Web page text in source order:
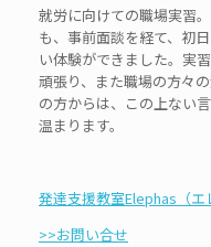
就労に向けての職場実習
も、事前面談を経て、初
い体験ができました。実
頑張り、また職場の方々
の方からは、この上ない
温まります。
発達支援教室Elephas（エ
>>お問い合せ